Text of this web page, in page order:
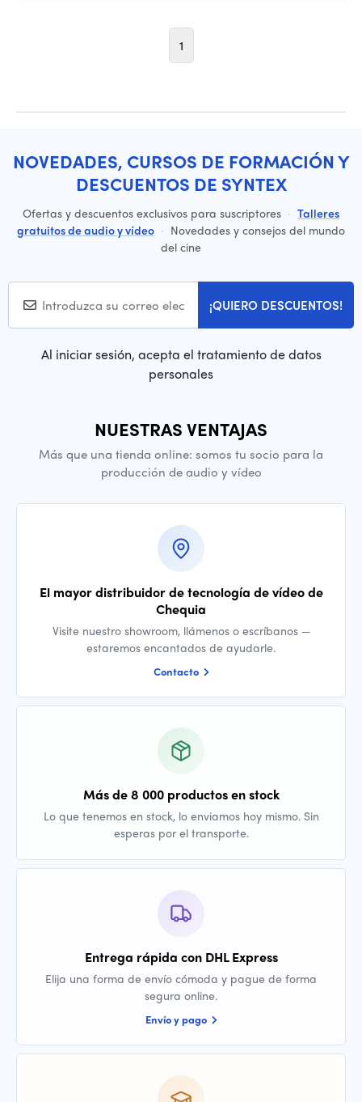
1
NOVEDADES, CURSOS DE FORMACIÓN Y
DESCUENTOS DE SYNTEX
Ofertas y descuentos exclusivos para suscriptores · Talleres
gratuitos de audio y vídeo · Novedades y consejos del mundo
del cine
¡QUIERO DESCUENTOS!
Al iniciar sesión, acepta el tratamiento de datos
personales
NUESTRAS VENTAJAS
Más que una tienda online: somos tu socio para la
producción de audio y vídeo
El mayor distribuidor de tecnología de vídeo de
Chequia
Visite nuestro showroom, llámenos o escríbanos —
estaremos encantados de ayudarle.
Contacto
Más de 8 000 productos en stock
Lo que tenemos en stock, lo enviamos hoy mismo. Sin
esperas por el transporte.
Entrega rápida con DHL Express
Elija una forma de envío cómoda y pague de forma
segura online.
Envío y pago